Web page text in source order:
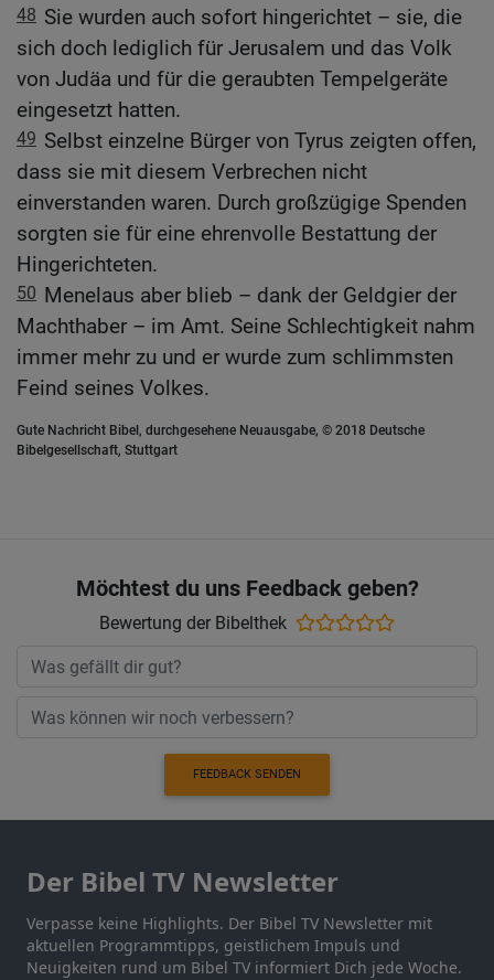
48 Sie wurden auch sofort hingerichtet – sie, die
sich doch lediglich für Jerusalem und das Volk
von Judäa und für die geraubten Tempelgeräte
eingesetzt hatten.
49 Selbst einzelne Bürger von Tyrus zeigten offen,
dass sie mit diesem Verbrechen nicht
einverstanden waren. Durch großzügige Spenden
sorgten sie für eine ehrenvolle Bestattung der
Hingerichteten.
50 Menelaus aber blieb – dank der Geldgier der
Machthaber – im Amt. Seine Schlechtigkeit nahm
immer mehr zu und er wurde zum schlimmsten
Feind seines Volkes.
Gute Nachricht Bibel, durchgesehene Neuausgabe, © 2018 Deutsche
Bibelgesellschaft, Stuttgart
Möchtest du uns Feedback geben?
Bewertung der Bibelthek
FEEDBACK SENDEN
Der Bibel TV Newsletter
Verpasse keine Highlights. Der Bibel TV Newsletter mit
aktuellen Programmtipps, geistlichem Impuls und
Neuigkeiten rund um Bibel TV informiert Dich jede Woche.